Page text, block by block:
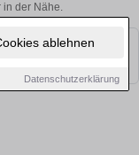
ablehnen
Datenschutzerklärung
in der Nähe.
finden. Schauen Sie